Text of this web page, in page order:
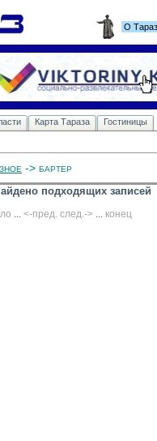
О
Карта Тараза Гостиницы
-> бартер
подходящих записей
... <-пред. след.-> ... конец